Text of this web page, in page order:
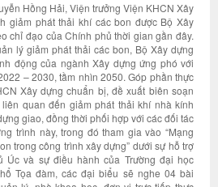
Hồng Hải, Viện trưởng Viện KHCN Xây
giảm phát thải khí các bon được Bộ Xây
chỉ đạo của Chính phủ thời gian gần đây.
lý giảm phát thải các bon, Bộ Xây dựng
động của ngành Xây dựng ứng phó với
– 2030, tầm nhìn 2050. Góp phần thực
Xây dựng chuẩn bị, đề xuất biên soạn
quan đến giảm phát thải khí nhà kính
giao, đồng thời phối hợp với các đối tác
trình này, trong đó tham gia vào “Mạng
trong công trình xây dựng” dưới sự hỗ trợ
Úc và sự điều hành của Trường đại học
Tọa đàm, các đại biểu sẽ nghe 04 bài